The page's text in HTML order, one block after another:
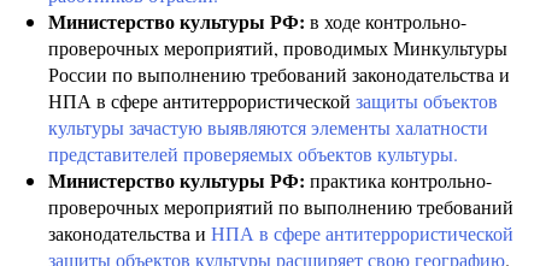
Министерство культуры РФ: в ходе контрольно-
проверочных мероприятий, проводимых Минкультуры
России по выполнению требований законодательства и
НПА в сфере антитеррористической защиты объектов
культуры зачастую выявляются элементы халатности
представителей проверяемых объектов культуры.
Министерство культуры РФ: практика контрольно-
проверочных мероприятий по выполнению требований
законодательства и НПА в сфере антитеррористической
защиты объектов культуры расширяет свою географию.